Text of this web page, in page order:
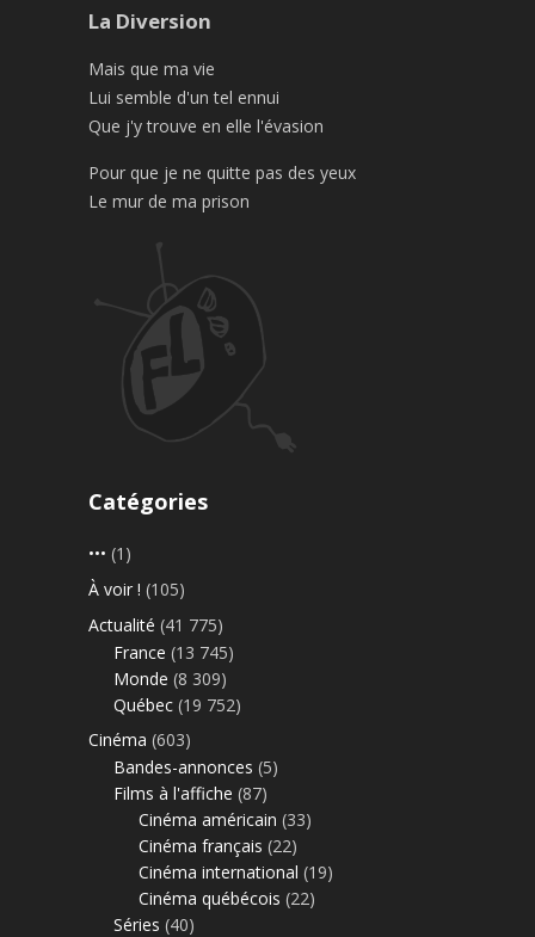
La Diversion
Mais que ma vie
Lui semble d'un tel ennui
Que j'y trouve en elle l'évasion
Pour que je ne quitte pas des yeux
Le mur de ma prison
Catégories
••• (1)
À voir ! (105)
Actualité (41 775)
France (13 745)
Monde (8 309)
Québec (19 752)
Cinéma (603)
Bandes-annonces (5)
Films à l'affiche (87)
Cinéma américain (33)
Cinéma français (22)
Cinéma international (19)
Cinéma québécois (22)
Séries (40)